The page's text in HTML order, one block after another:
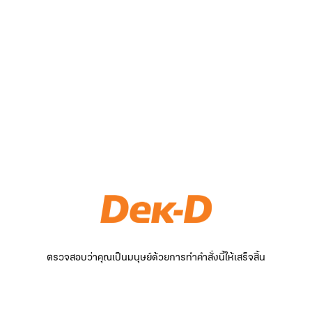
ตรวจสอบว่าคุณเป็นมนุษย์ด้วยการทำคำสั่งนี้ให้เสร็จสิ้น